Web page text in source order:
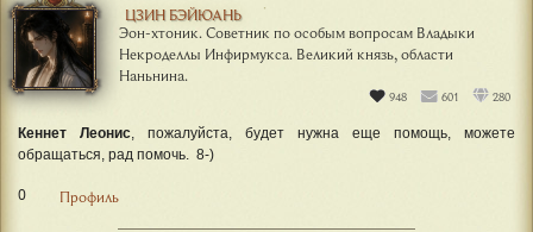
ЦЗИН БЭЙЮАНЬ
Эон-хтоник. Советник по особым вопросам Владыки
Некроделлы Инфирмукса. Великий князь, области
Наньнина.
948 601 280
Кеннет Леонис, пожалуйста, будет нужна еще помощь, можете
обращаться, рад помочь. 8-)
0 Профиль